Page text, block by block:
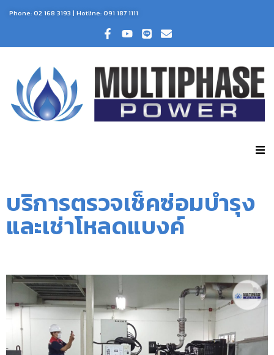
Phone:02 168 3193 | Hotline:091 187 1111
บริการตรวจเช็คซ่อมบำรุง
และเช่าโหลดแบงค์